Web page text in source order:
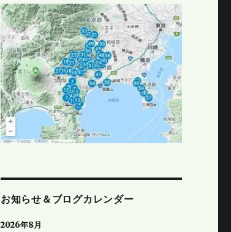
お知らせ＆ブログカレンダー
2026年8月